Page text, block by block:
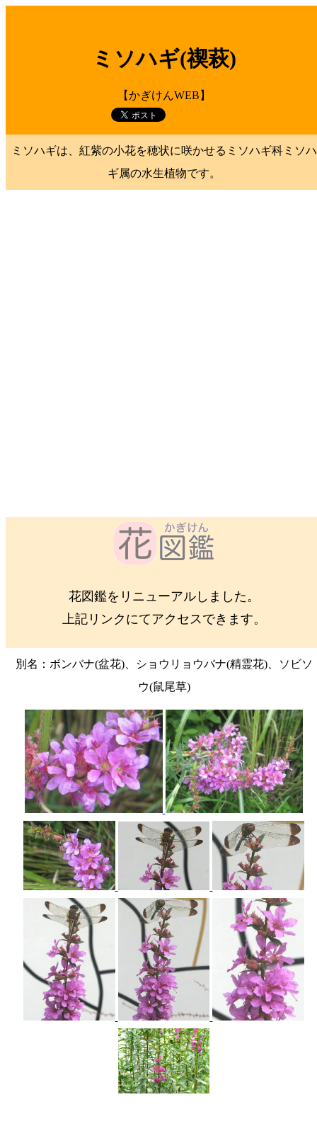
ミソハギ(禊萩)
【かぎけんWEB】
ミソハギは、紅紫の小花を穂状に咲かせるミソハギ科ミソハ
ギ属の水生植物です。
花図鑑をリニューアルしました。
上記リンクにてアクセスできます。
別名：ボンバナ(盆花)、ショウリョウバナ(精霊花)、ソビソ
ウ(鼠尾草)